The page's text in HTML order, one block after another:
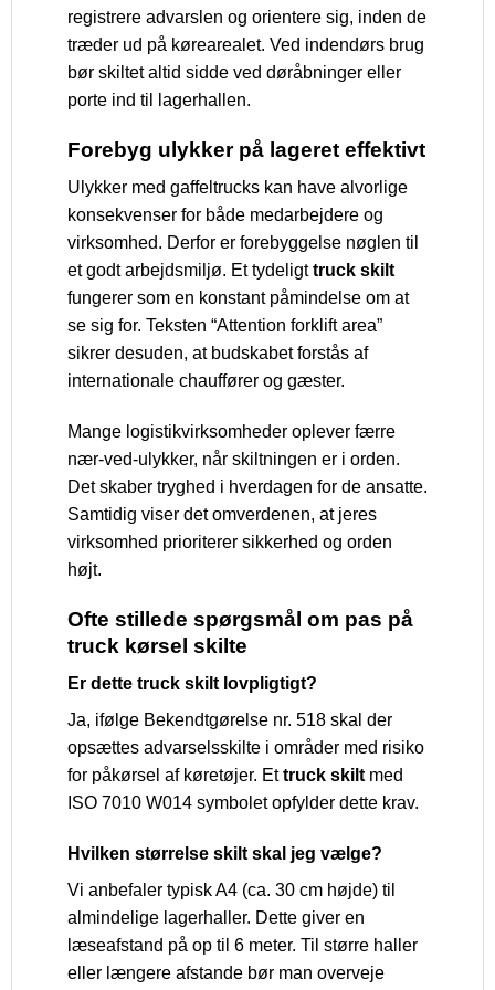
registrere advarslen og orientere sig, inden de
træder ud på kørearealet. Ved indendørs brug
bør skiltet altid sidde ved døråbninger eller
porte ind til lagerhallen.
Forebyg ulykker på lageret effektivt
Ulykker med gaffeltrucks kan have alvorlige
konsekvenser for både medarbejdere og
virksomhed. Derfor er forebyggelse nøglen til
et godt arbejdsmiljø. Et tydeligttruck skilt
fungerer som en konstant påmindelse om at
se sig for. Teksten “Attention forklift area”
sikrer desuden, at budskabet forstås af
internationale chauffører og gæster.
Mange logistikvirksomheder oplever færre
nær-ved-ulykker, når skiltningen er i orden.
Det skaber tryghed i hverdagen for de ansatte.
Samtidig viser det omverdenen, at jeres
virksomhed prioriterer sikkerhed og orden
højt.
Ofte stillede spørgsmål om pas på
truck kørsel skilte
Er dette truck skilt lovpligtigt?
Ja, ifølge Bekendtgørelse nr. 518 skal der
opsættes advarselsskilte i områder med risiko
for påkørsel af køretøjer. Ettruck skiltmed
ISO 7010 W014 symbolet opfylder dette krav.
Hvilken størrelse skilt skal jeg vælge?
Vi anbefaler typisk A4 (ca. 30 cm højde) til
almindelige lagerhaller. Dette giver en
læseafstand på op til 6 meter. Til større haller
eller længere afstande bør man overveje